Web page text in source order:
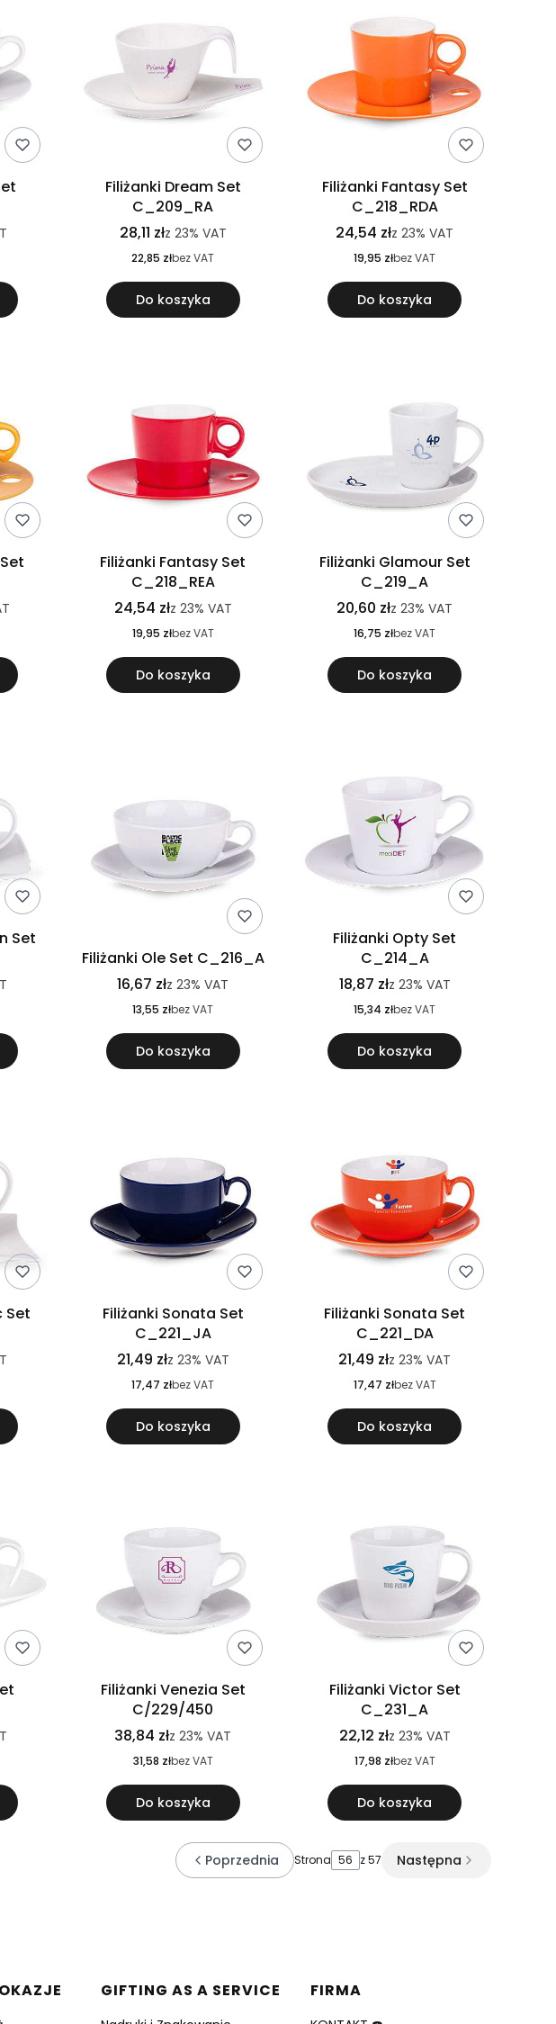
Filiżanki Dream Set
C_209_RA
28,11 złz 23% VAT
22,85 złbez VAT
Do koszyka
Filiżanki Fantasy Set
C_218_RDA
24,54 złz23% VAT
19,95 złbez VAT
Do koszyka
Filiżanki Fantasy Set
C_218_REA
24,54 złz 23% VAT
19,95 złbez VAT
Do koszyka
Filiżanki Glamour Set
C_219_A
20,60 złz23% VAT
16,75 złbez VAT
Do koszyka
Set
Filiżanki Ole Set C_216_A
16,67 złz23% VAT
13,55 złbez VAT
Do koszyka
Filiżanki Opty Set
C_214_A
18,87 złz 23% VAT
15,34 złbez VAT
Do koszyka
Set
Filiżanki Sonata Set
C_221_JA
21,49 złz 23% VAT
17,47 złbez VAT
Do koszyka
Filiżanki Sonata Set
C_221_DA
21,49 złz23% VAT
17,47 złbez VAT
Do koszyka
Filiżanki Venezia Set
C/229/450
38,84 złz23% VAT
31,58 złbez VAT
Do koszyka
Filiżanki Victor Set
C_231_A
22,12 złz 23% VAT
17,98 złbez VAT
Do koszyka
Poprzednia Strona z 57 Następna
GIFTING AS A SERVICE FIRMA